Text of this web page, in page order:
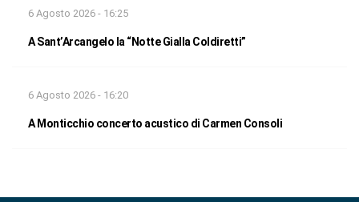
6 Agosto 2026 - 16:25
A Sant’Arcangelo la “Notte Gialla Coldiretti”
6 Agosto 2026 - 16:20
A Monticchio concerto acustico di Carmen Consoli